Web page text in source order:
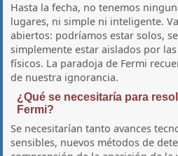
Hasta la fecha, no tenemos
lugares, ni simple ni inteligente.
abiertos: podríamos estar solos,
simplemente estar aislados por
físicos. La paradoja de Fermi
de nuestra ignorancia.
¿Qué se necesitaría para
Fermi?
Se necesitarían tanto avances
sensibles, nuevos métodos de